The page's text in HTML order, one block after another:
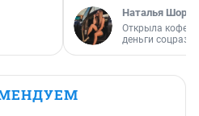
Наталья
Открыла
деньги